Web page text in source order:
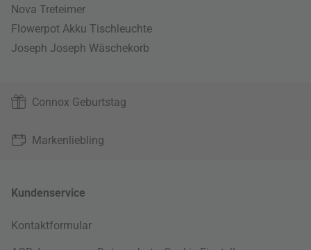
Nova Treteimer
Flowerpot Akku Tischleuchte
Joseph Joseph Wäschekorb
Connox Geburtstag
Markenliebling
Kundenservice
Kontaktformular